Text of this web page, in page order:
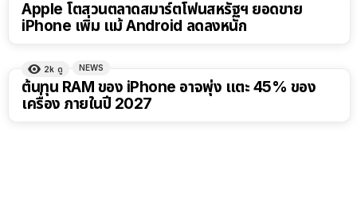
Apple โตสวนตลาดสมาร์ตโฟนสหรัฐฯ ยอดขาย
iPhone เพิ่ม แม้ Android ลดลงหนัก
2k ดู NEWS
ต้นทุน RAM ของ iPhone อาจพุ่ง แตะ 45% ของ
เครื่อง ภายในปี 2027